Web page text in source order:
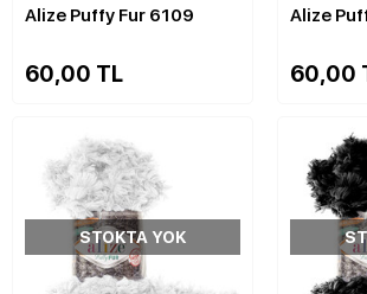
Alize Puffy Fur 6109
60,00 TL
Alize
60,00
STOKTA YOK